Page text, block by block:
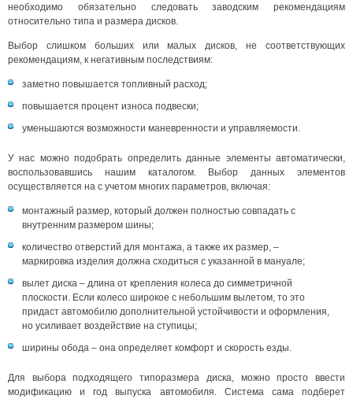
необходимо обязательно следовать заводским рекомендациям
относительно типа и размера дисков.
Выбор слишком больших или малых дисков, не соответствующих
рекомендациям, к негативным последствиям:
заметно повышается топливный расход;
повышается процент износа подвески;
уменьшаются возможности маневренности и управляемости.
У нас можно подобрать определить данные элементы автоматически,
воспользовавшись нашим каталогом. Выбор данных элементов
осуществляется на с учетом многих параметров, включая:
монтажный размер, который должен полностью совпадать с
внутренним размером шины;
количество отверстий для монтажа, а также их размер, –
маркировка изделия должна сходиться с указанной в мануале;
вылет диска – длина от крепления колеса до симметричной
плоскости. Если колесо широкое с небольшим вылетом, то это
придаст автомобилю дополнительной устойчивости и оформления,
но усиливает воздействие на ступицы;
ширины обода – она определяет комфорт и скорость езды.
Для выбора подходящего типоразмера диска, можно просто ввести
модификацию и год выпуска автомобиля. Система сама подберет